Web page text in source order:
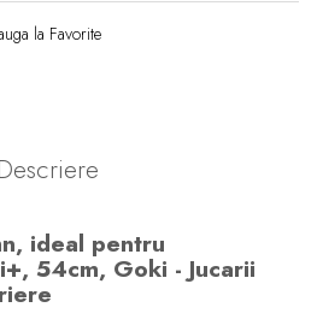
la Favorite
Descriere
ideal pentru
54cm, Goki - Jucarii